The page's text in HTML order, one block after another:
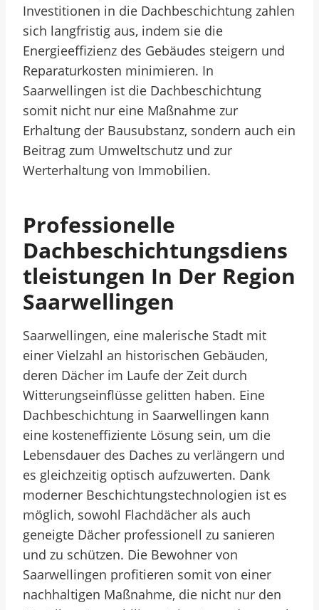
Investitionen in die Dachbeschichtung zahlen
sich langfristig aus, indem sie die
Energieeffizienz des Gebäudes steigern und
Reparaturkosten minimieren. In
Saarwellingen ist die Dachbeschichtung
somit nicht nur eine Maßnahme zur
Erhaltung der Bausubstanz, sondern auch ein
Beitrag zum Umweltschutz und zur
Werterhaltung von Immobilien.
Professionelle
Dachbeschichtungsdiens
Tleistungen In Der Region
Saarwellingen
Saarwellingen, eine malerische Stadt mit
einer Vielzahl an historischen Gebäuden,
deren Dächer im Laufe der Zeit durch
Witterungseinflüsse gelitten haben. Eine
Dachbeschichtung in Saarwellingen kann
eine kosteneffiziente Lösung sein, um die
Lebensdauer des Daches zu verlängern und
es gleichzeitig optisch aufzuwerten. Dank
moderner Beschichtungstechnologien ist es
möglich, sowohl Flachdächer als auch
geneigte Dächer professionell zu sanieren
und zu schützen. Die Bewohner von
Saarwellingen profitieren somit von einer
nachhaltigen Maßnahme, die nicht nur den